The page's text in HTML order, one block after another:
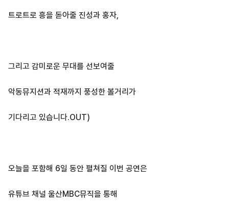
트로트로 흥을 돋아줄 진성과 홍자,
그리고 감미로운 무대를 선보여줄
악동뮤지션과 적재까지 풍성한 볼거리가
기다리고 있습니다.OUT)
오늘을 포함해 6일 동안 펼쳐질 이번 공연은
유튜브 채널 울산MBC뮤직을 통해